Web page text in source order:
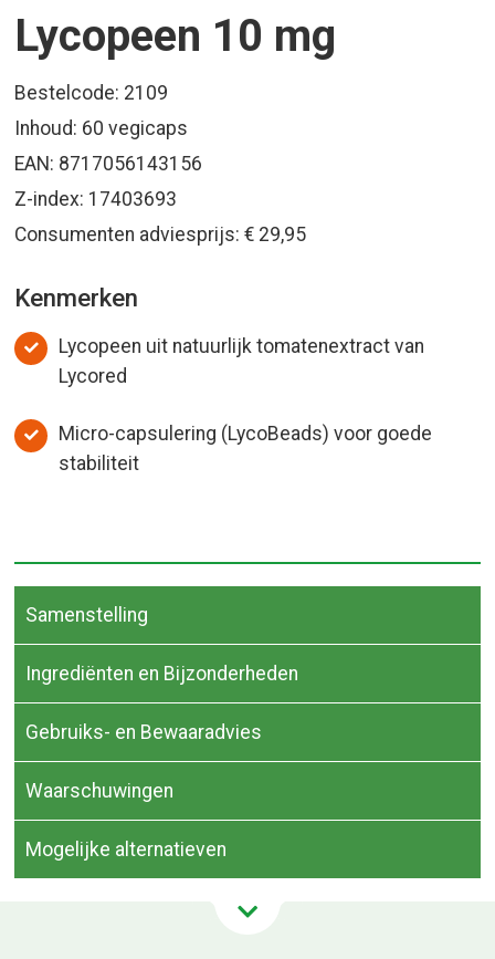
Lycopeen 10 mg
Bestelcode: 2109
Inhoud: 60 vegicaps
EAN: 8717056143156
Z-index: 17403693
Consumenten adviesprijs: € 29,95
Kenmerken
Lycopeen uit natuurlijk tomatenextract van
Lycored
Micro-capsulering (LycoBeads) voor goede
stabiliteit
Samenstelling
Ingrediënten en Bijzonderheden
Gebruiks- en Bewaaradvies
Waarschuwingen
Mogelijke alternatieven